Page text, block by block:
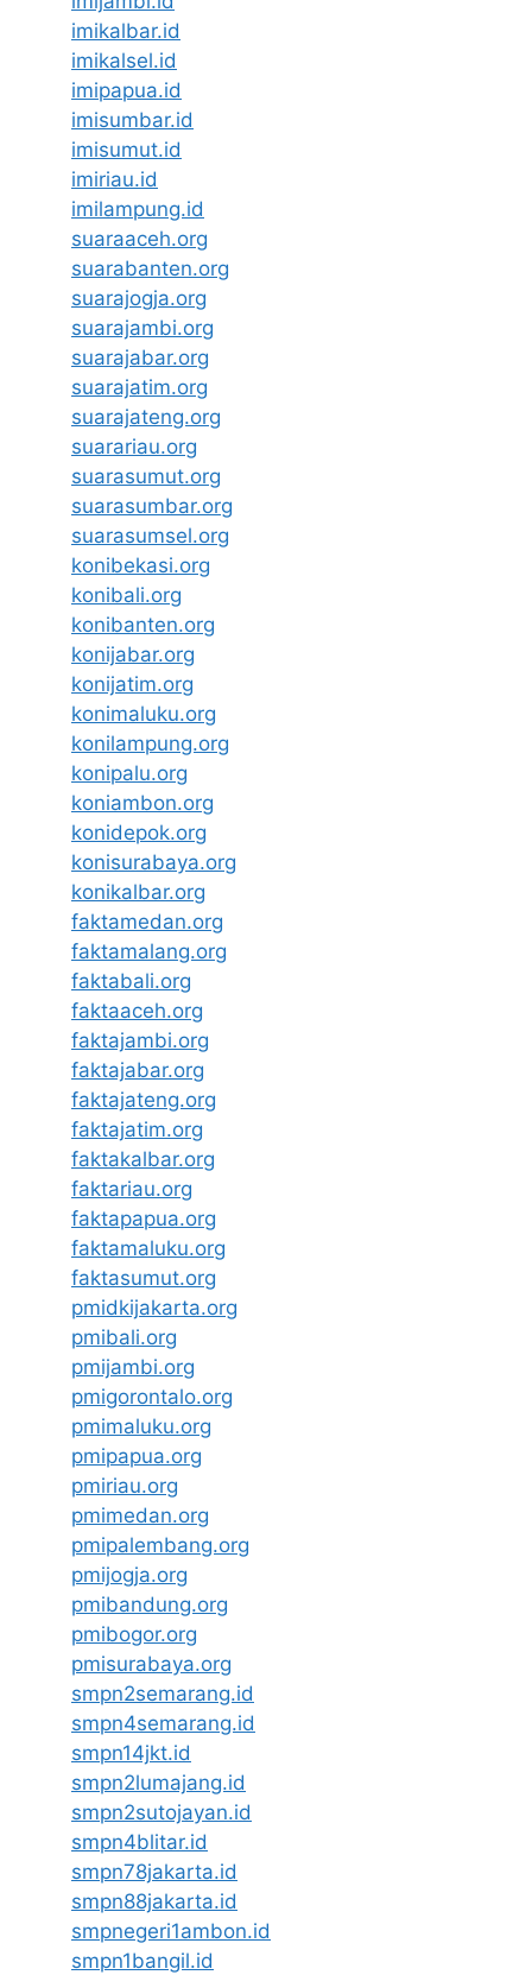
imikalbar.id
imikalsel.id
imipapua.id
imisumbar.id
imisumut.id
imiriau.id
imilampung.id
suaraaceh.org
suarabanten.org
suarajogja.org
suarajambi.org
suarajabar.org
suarajatim.org
suarajateng.org
suarariau.org
suarasumut.org
suarasumbar.org
suarasumsel.org
konibekasi.org
konibali.org
konibanten.org
konijabar.org
konijatim.org
konimaluku.org
konilampung.org
konipalu.org
koniambon.org
konidepok.org
konisurabaya.org
konikalbar.org
faktamedan.org
faktamalang.org
faktabali.org
faktaaceh.org
faktajambi.org
faktajabar.org
faktajateng.org
faktajatim.org
faktakalbar.org
faktariau.org
faktapapua.org
faktamaluku.org
faktasumut.org
pmidkijakarta.org
pmibali.org
pmijambi.org
pmigorontalo.org
pmimaluku.org
pmipapua.org
pmiriau.org
pmimedan.org
pmipalembang.org
pmijogja.org
pmibandung.org
pmibogor.org
pmisurabaya.org
smpn2semarang.id
smpn4semarang.id
smpn14jkt.id
smpn2lumajang.id
smpn2sutojayan.id
smpn4blitar.id
smpn78jakarta.id
smpn88jakarta.id
smpnegeri1ambon.id
smpn1bangil.id